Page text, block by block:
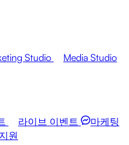
Studio
Media Studio
라이브 이벤트
마케팅
원